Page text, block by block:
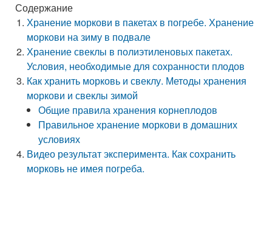
Содержание
Хранение моркови в пакетах в погребе. Хранение
моркови на зиму в подвале
Хранение свеклы в полиэтиленовых пакетах.
Условия, необходимые для сохранности плодов
Как хранить морковь и свеклу. Методы хранения
моркови и свеклы зимой
Общие правила хранения корнеплодов
Правильное хранение моркови в домашних
условиях
Видео результат эксперимента. Как сохранить
морковь не имея погреба.